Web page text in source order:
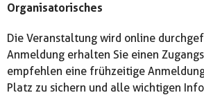
Organisatorisches
Die Veranstaltung wird online
Anmeldung erhalten Sie einen
empfehlen eine frühzeitige
Platz zu sichern und alle wichtigen